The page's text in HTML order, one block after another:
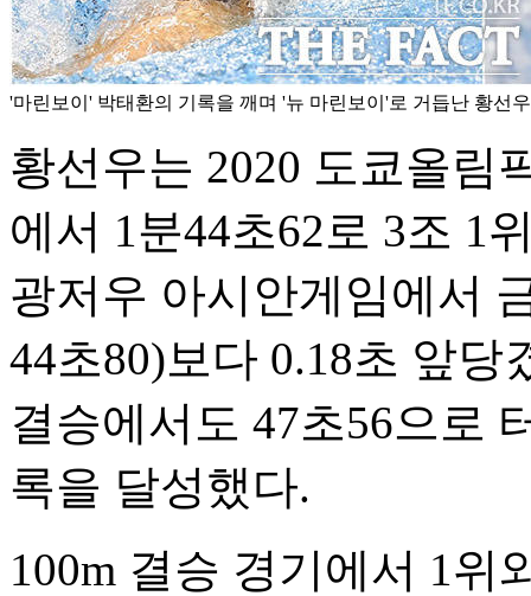
'마린보이' 박태환의 기록을 깨며 '뉴 마린보이'로 거듭난 황선
황선우는 2020 도쿄올림
에서 1분44초62로 3조 1
광저우 아시안게임에서
44초80)보다 0.18초 앞당
결승에서도 47초56으로
록을 달성했다.
100m 결승 경기에서 1위